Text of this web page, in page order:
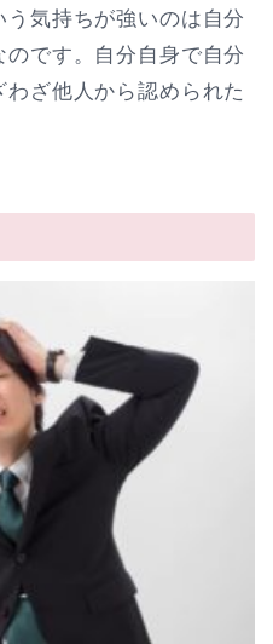
気持ちが強いのは自分
です。自分自身で自分
ざ他人から認められた